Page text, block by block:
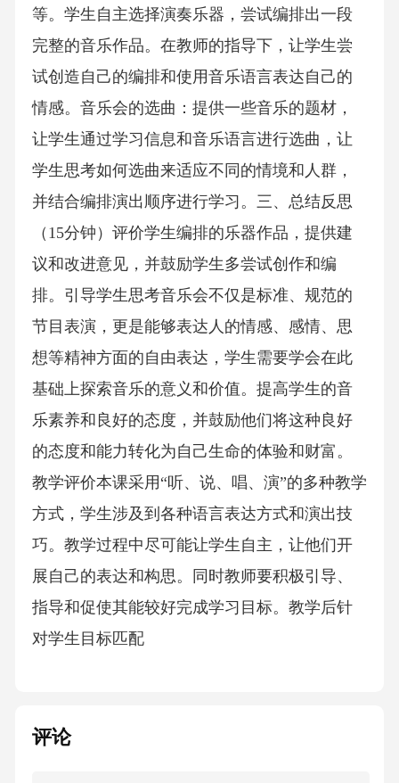
等。学生自主选择演奏乐器，尝试编排出一段
完整的音乐作品。在教师的指导下，让学生尝
试创造自己的编排和使用音乐语言表达自己的
情感。音乐会的选曲：提供一些音乐的题材，
让学生通过学习信息和音乐语言进行选曲，让
学生思考如何选曲来适应不同的情境和人群，
并结合编排演出顺序进行学习。三、总结反思
（15分钟）评价学生编排的乐器作品，提供建
议和改进意见，并鼓励学生多尝试创作和编
排。引导学生思考音乐会不仅是标准、规范的
节目表演，更是能够表达人的情感、感情、思
想等精神方面的自由表达，学生需要学会在此
基础上探索音乐的意义和价值。提高学生的音
乐素养和良好的态度，并鼓励他们将这种良好
的态度和能力转化为自己生命的体验和财富。
教学评价本课采用“听、说、唱、演”的多种教学
方式，学生涉及到各种语言表达方式和演出技
巧。教学过程中尽可能让学生自主，让他们开
展自己的表达和构思。同时教师要积极引导、
指导和促使其能较好完成学习目标。教学后针
对学生目标匹配
评论